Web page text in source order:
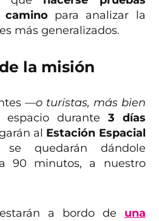
para analizar la
más generalizados.
la misión
—o turistas, más bien
durante 3 días
al Estación Espacial
quedarán dándole
90 minutos, a nuestro
a bordo de una